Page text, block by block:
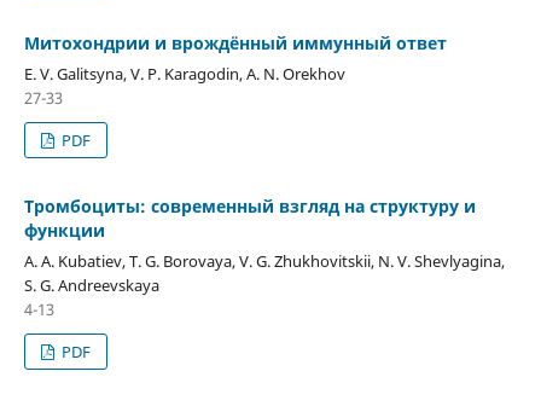
Митохондрии и врождённый иммунный ответ
E. V. Galitsyna, V. P. Karagodin, A. N. Orekhov
27-33
PDF
Тромбоциты: современный взгляд на структуру и
функции
A. A. Kubatiev, T. G. Borovaya, V. G. Zhukhovitskii, N. V. Shevlyagina,
S. G. Andreevskaya
4-13
PDF